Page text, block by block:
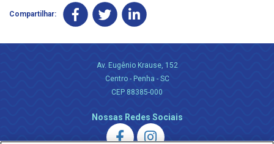
Compartilhar:
Av. Eugênio Krause, 152
Centro - Penha - SC
CEP 88385-000
Nossas Redes Sociais